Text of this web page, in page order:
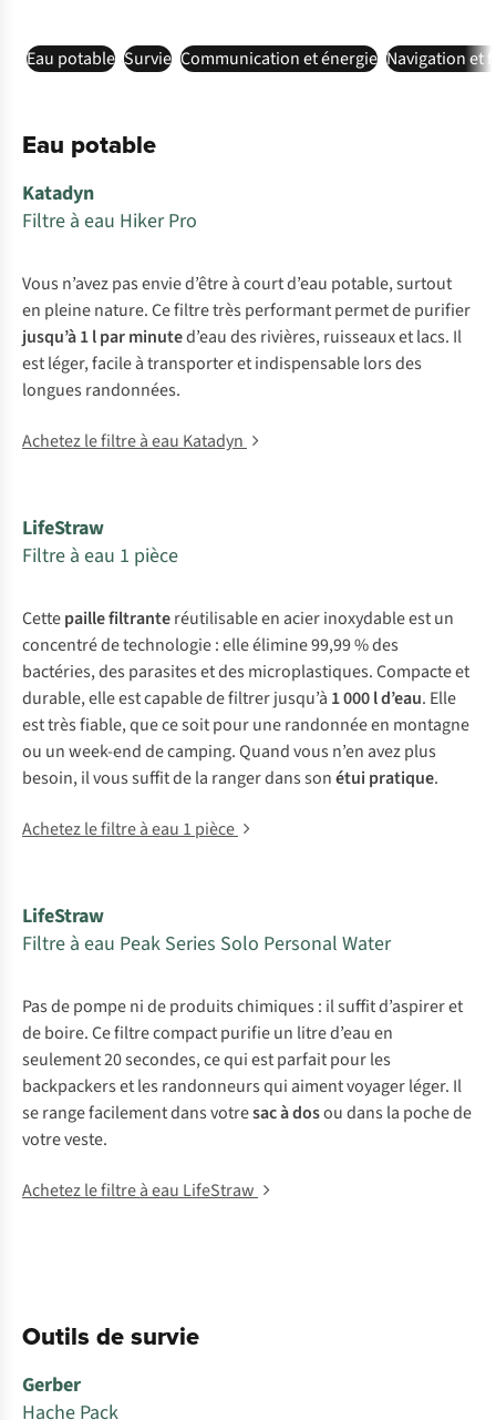
Eau potable Survie Communication et énergie Navigation et
Eau potable
Katadyn
Filtre à eau Hiker Pro
Vous n’avez pas envie d’être à court d’eau potable, surtout
en pleine nature. Ce filtre très performant permet de purifier
jusqu’à 1 l par minuted’eau des rivières, ruisseaux et lacs. Il
est léger, facile à transporter et indispensable lors des
longues randonnées.
Achetez le filtre à eau Katadyn
LifeStraw
Filtre à eau 1 pièce
Cettepaille filtranteréutilisable en acier inoxydable est un
concentré de technologie : elle élimine 99,99 % des
bactéries, des parasites et des microplastiques. Compacte et
durable, elle est capable de filtrer jusqu’à 1 000 l d’eau. Elle
est très fiable, que ce soit pour une randonnée en montagne
ou un week-end de camping. Quand vous n’en avez plus
besoin, il vous suffit de la ranger dans sonétui pratique.
Achetez le filtre à eau 1 pièce
LifeStraw
Filtre à eau Peak Series Solo Personal Water
Pas de pompe ni de produits chimiques : il suffit d’aspirer et
de boire. Ce filtre compact purifie un litre d’eau en
seulement 20 secondes, ce qui est parfait pour les
backpackers et les randonneurs qui aiment voyager léger. Il
se range facilement dans votresac à dosou dans la poche de
votre veste.
Achetez le filtre à eau LifeStraw
Outils de survie
Gerber
Hache Pack